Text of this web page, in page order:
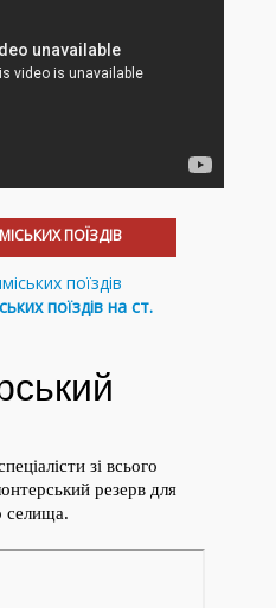
ПОЇЗДІВ
поїздів на ст.